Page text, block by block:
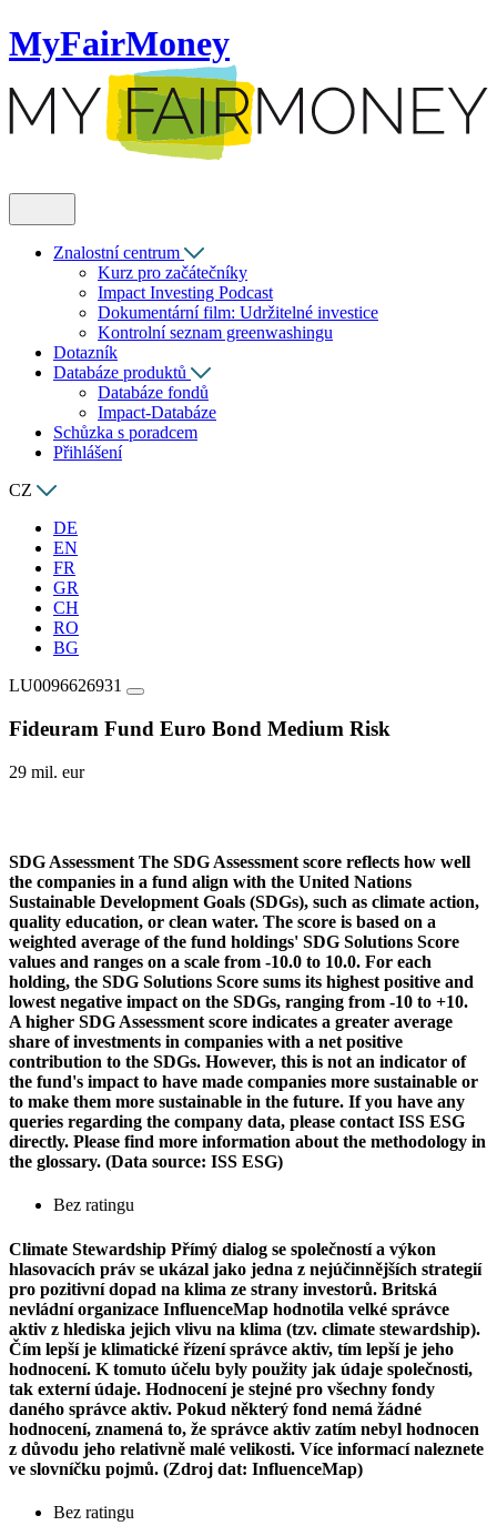
MyFairMoney
Znalostní centrum
Kurz pro začátečníky
Impact Investing Podcast
Dokumentární film: Udržitelné investice
Kontrolní seznam greenwashingu
Dotazník
Databáze produktů
Databáze fondů
Impact-Databáze
Schůzka s poradcem
Přihlášení
CZ
DE
EN
FR
GR
CH
RO
BG
LU0096626931
Fideuram Fund Euro Bond Medium Risk
29 mil. eur
SDG Assessment The SDG Assessment score reflects how well
the companies in a fund align with the United Nations
Sustainable Development Goals (SDGs), such as climate action,
quality education, or clean water. The score is based on a
weighted average of the fund holdings' SDG Solutions Score
values and ranges on a scale from -10.0 to 10.0. For each
holding, the SDG Solutions Score sums its highest positive and
lowest negative impact on the SDGs, ranging from -10 to +10.
A higher SDG Assessment score indicates a greater average
share of investments in companies with a net positive
contribution to the SDGs. However, this is not an indicator of
the fund's impact to have made companies more sustainable or
to make them more sustainable in the future. If you have any
queries regarding the company data, please contact ISS ESG
directly. Please find more information about the methodology in
the glossary. (Data source: ISS ESG)
Bez ratingu
Climate Stewardship Přímý dialog se společností a výkon
hlasovacích práv se ukázal jako jedna z nejúčinnějších strategií
pro pozitivní dopad na klima ze strany investorů. Britská
nevládní organizace InfluenceMap hodnotila velké správce
aktiv z hlediska jejich vlivu na klima (tzv. climate stewardship).
Čím lepší je klimatické řízení správce aktiv, tím lepší je jeho
hodnocení. K tomuto účelu byly použity jak údaje společnosti,
tak externí údaje. Hodnocení je stejné pro všechny fondy
daného správce aktiv. Pokud některý fond nemá žádné
hodnocení, znamená to, že správce aktiv zatím nebyl hodnocen
z důvodu jeho relativně malé velikosti. Více informací naleznete
ve slovníčku pojmů. (Zdroj dat: InfluenceMap)
Bez ratingu